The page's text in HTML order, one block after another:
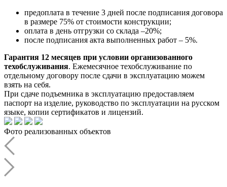
предоплата в течение 3 дней после подписания договора
в размере 75% от стоимости конструкции;
оплата в день отгрузки со склада –20%;
после подписания акта выполненных работ – 5%.
Гарантия 12 месяцев при условии организованного
техобслуживания. Ежемесячное техобслуживание по
отдельному договору после сдачи в эксплуатацию можем
взять на себя.
При сдаче подъемника в эксплуатацию предоставляем
паспорт на изделие, руководство по эксплуатации на русском
языке, копии сертификатов и лицензий.
Фото реализованных объектов